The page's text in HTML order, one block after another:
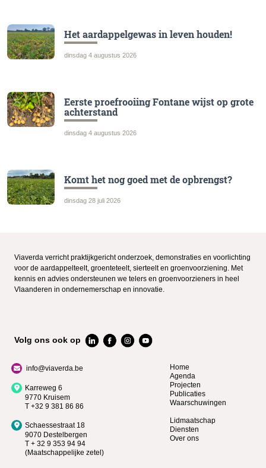
Het aardappelgewas in leven houden!
dinsdag 4 augustus 2026
Eerste proefrooiing Fontane wijst op grote
achterstand
dinsdag 4 augustus 2026
Komt het nog goed met de opbrengst?
dinsdag 28 juli 2026
Viaverda verricht praktijkgericht onderzoek, demonstraties en voorlichting
voor de aardappelteelt, groenteteelt, sierteelt en groenvoorziening. Met
kennis en advies ondersteunen we telers en groenvoorzieners in heel
Vlaanderen in ondernemerschap en innovatie.
Volg ons ook op
info@viaverda.be
Karreweg 6
9770 Kruisem
T +32 9 381 86 86
Schaessestraat 18
9070 Destelbergen
T + 32 9 353 94 94
(Maatschappelijke zetel)
Home
Agenda
Projecten
Publicaties
Waarschuwingen
Lidmaatschap
Diensten
Over ons